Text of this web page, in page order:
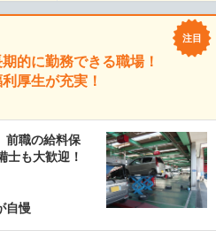
的に勤務できる職場！
厚生が充実！
前職の給料保
士も大歓迎！
自慢